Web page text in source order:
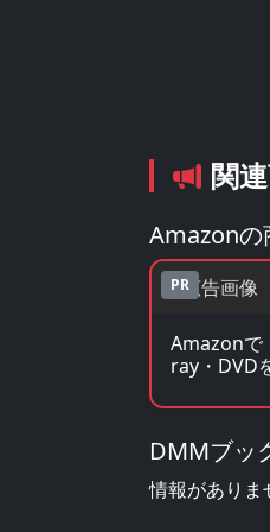
関
Amazonの
PR
Amazonで
ray・DVD
DMMブッ
情報がありま